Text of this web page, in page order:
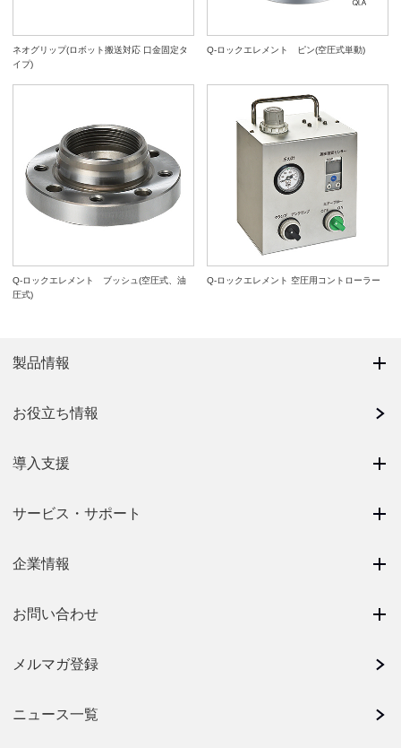
ネオグリップ(ロボット搬送対応 口金固定タ
イプ)
Q-ロックエレメント ピン(空圧式単動)
Q-ロックエレメント ブッシュ(空圧式、油
圧式)
Q-ロックエレメント 空圧用コントローラー
製品情報
お役立ち情報
導入支援
サービス・サポート
企業情報
お問い合わせ
メルマガ登録
ニュース一覧